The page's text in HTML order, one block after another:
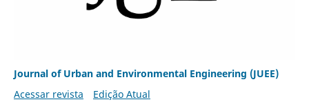
Journal of Urban and Environmental Engineering (JUEE)
Acessar revista
Edição Atual